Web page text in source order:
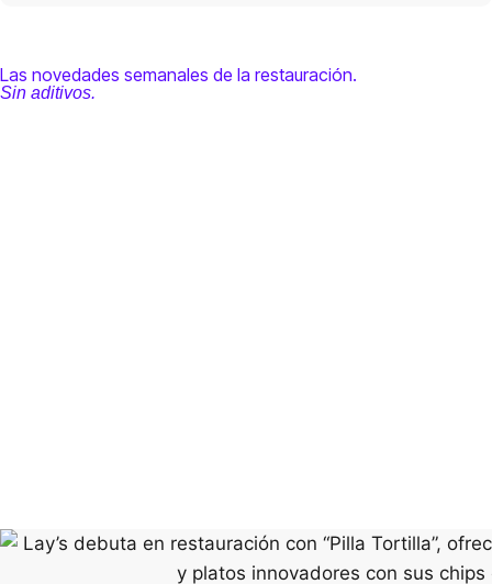
Las novedades semanales de la restauración.
Sin aditivos.